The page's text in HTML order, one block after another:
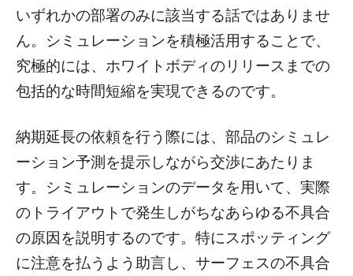
いずれかの部署のみに該当する話ではありませ
ん。シミュレーションを積極活用することで、
究極的には、ホワイトボディのリリースまでの
包括的な時間短縮を実現できるのです。
納期延長の依頼を行う際には、部品のシミュレ
ーション予測を提示しながら交渉にあたりま
す。シミュレーションのデータを用いて、実際
のトライアウトで発生しがちなあらゆる不具合
の原因を説明するのです。特にスポッティング
に注意を払うよう助言し、サーフェスの不具合